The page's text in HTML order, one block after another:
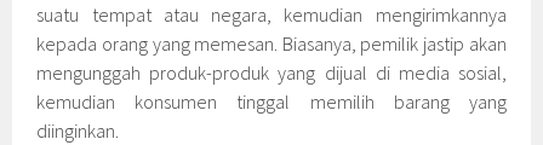
suatu tempat atau negara, kemudian mengirimkannya
kepada orang yang memesan. Biasanya, pemilik jastip akan
mengunggah produk-produk yang dijual di media sosial,
kemudian konsumen tinggal memilih barang yang
diinginkan.